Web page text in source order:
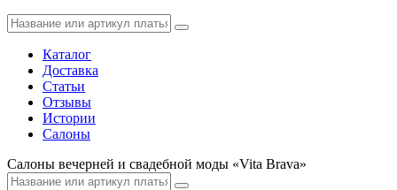
Каталог
Доставка
Статьи
Отзывы
Истории
Салоны
Салоны вечерней и свадебной моды «Vita Brava»